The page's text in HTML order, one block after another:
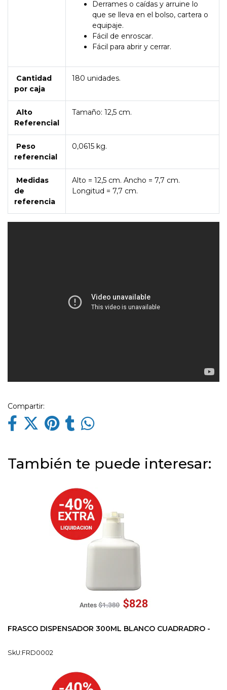
Derrames o caídas y arruine lo
que se lleva en el bolso, cartera o
equipaje.
Fácil de enroscar.
Fácil para abrir y cerrar.
Cantidad
por caja
180 unidades.
Alto
Referencial
Tamaño: 12,5 cm.
Peso
referencial
0,0615 kg.
Medidas
de
referencia
Alto = 12,5 cm. Ancho = 7,7 cm.
Longitud = 7,7 cm.
Compartir:
También te puede interesar:
FRASCO DISPENSADOR 300ML BLANCO CUADRADRO -
SkU:FRD0002